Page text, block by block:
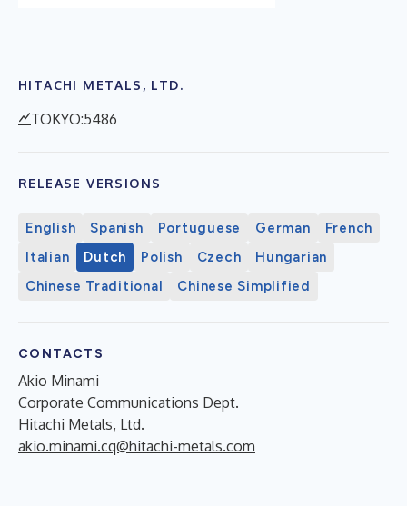
HITACHI METALS, LTD.
TOKYO:5486
RELEASE VERSIONS
English Spanish Portuguese German
French
Italian
Dutch Polish Czech
Hungarian
Chinese Traditional
Chinese Simplified
CONTACTS
Akio Minami
Corporate Communications Dept.
Hitachi Metals, Ltd.
akio.minami.cq@hitachi-metals.com